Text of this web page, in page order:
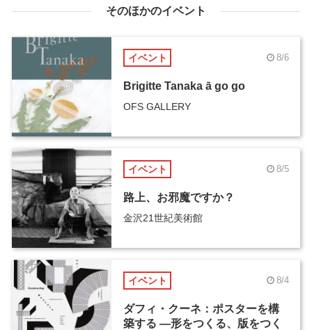
そのほかのイベント
イベント 8/6
Brigitte Tanaka ā go go
OFS GALLERY
イベント 8/5
路上、お邪魔ですか？
金沢21世紀美術館
イベント 8/4
ダフィ・クーネ：ポスターを構
築する ―形をつくる、版をつく